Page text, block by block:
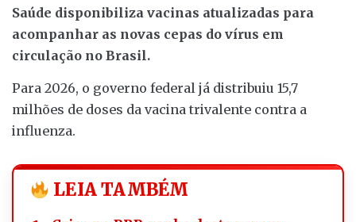
Saúde disponibiliza vacinas atualizadas para
acompanhar as novas cepas do vírus em
circulação no Brasil.
Para 2026, o governo federal já distribuiu 15,7
milhões de doses da vacina trivalente contra a
influenza.
LEIA TAMBÉM